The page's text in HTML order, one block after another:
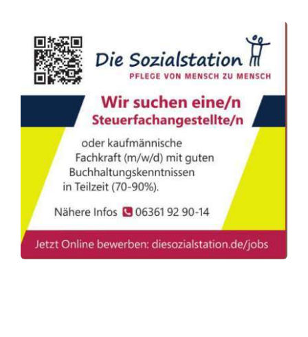
Wir über uns
Café Sozialstation
Ambulantes Hospiz